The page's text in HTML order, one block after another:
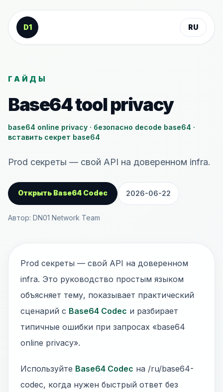
К содержанию
D1
RU
ГАЙДЫ
Base64 tool privacy
base64 online privacy · безопасно decode base64 ·
вставить секрет base64
Prod секреты — свой API на доверенном infra.
Открыть Base64 Codec 2026-06-22
Автор: DN01 Network Team
Prod секреты — свой API на доверенном
infra. Это руководство простым языком
объясняет тему, показывает практический
сценарий с Base64 Codec и разбирает
типичные ошибки при запросах «base64
online privacy».
Используйте Base64 Codec на /ru/base64-
codec, когда нужен быстрый ответ без